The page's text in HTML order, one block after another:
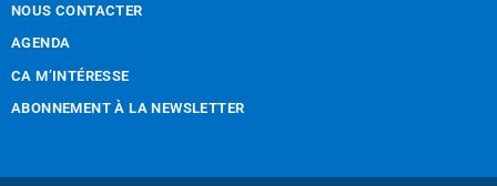
NOUS CONTACTER
AGENDA
CA M’INTÉRESSE
ABONNEMENT À LA NEWSLETTER